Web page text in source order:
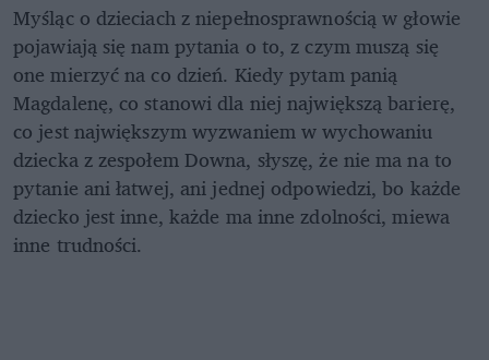
Myśląc o dzieciach z niepełnosprawnością w głowie
pojawiają się nam pytania o to, z czym muszą się
one mierzyć na co dzień. Kiedy pytam panią
Magdalenę, co stanowi dla niej największą barierę,
co jest największym wyzwaniem w wychowaniu
dziecka z zespołem Downa, słyszę, że nie ma na to
pytanie ani łatwej, ani jednej odpowiedzi, bo każde
dziecko jest inne, każde ma inne zdolności, miewa
inne trudności.